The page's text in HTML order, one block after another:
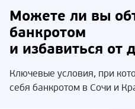
Можете ли вы
банкротом
и избавиться от
Ключевые условия, при
себя банкротом в Сочи и